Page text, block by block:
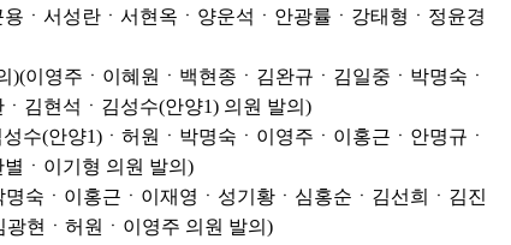
ㆍ서성란ㆍ서현옥ㆍ양운석ㆍ안광률ㆍ강태형ㆍ정윤경
)(이영주ㆍ이혜원ㆍ백현종ㆍ김완규ㆍ김일중ㆍ박명숙ㆍ
김현석ㆍ김성수(안양1) 의원 발의)
수(안양1)ㆍ허원ㆍ박명숙ㆍ이영주ㆍ이홍근ㆍ안명규ㆍ
ㆍ이기형 의원 발의)
숙ㆍ이홍근ㆍ이재영ㆍ성기황ㆍ심홍순ㆍ김선희ㆍ김진
현ㆍ허원ㆍ이영주 의원 발의)